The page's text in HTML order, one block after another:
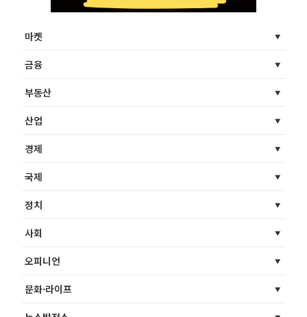
마켓
금융
부동산
산업
경제
국제
정치
사회
오피니언
문화·라이프